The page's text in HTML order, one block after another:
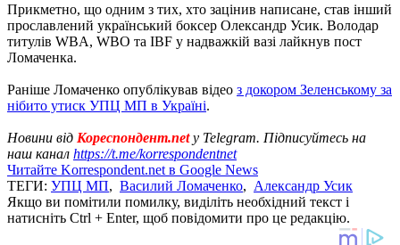
Прикметно, що одним з тих, хто зацінив написане, став інший
прославлений український боксер Олександр Усик. Володар
титулів WBA, WBO та IBF у надважкій вазі лайкнув пост
Ломаченка.
Раніше Ломаченко опублікував відео з докором Зеленському за
нібито утиск УПЦ МП в Україні.
Новини від Кореспондент.netу Telegram. Підписуйтесь на
наш канал https://t.me/korrespondentnet
Читайте Korrespondent.net в Google News
ТЕГИ: УПЦ МП, Василий Ломаченко, Александр Усик
Якщо ви помітили помилку, виділіть необхідний текст і
натисніть Ctrl + Enter, щоб повідомити про це редакцію.